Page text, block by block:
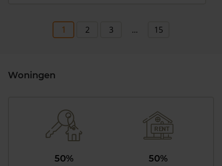
1 2 3 ... 15
Woningen
50%
50%